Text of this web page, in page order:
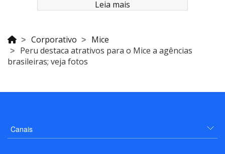
Leia mais
Corporativo
Mice
Peru destaca atrativos para o Mice a agências
brasileiras; veja fotos
Canais